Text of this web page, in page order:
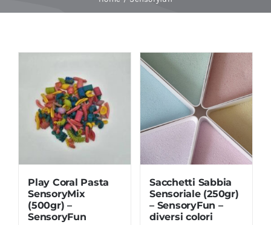
News
Play Coral Pasta
SensoryMix
(500gr) –
SensoryFun
Sacchetti Sabbia
Sensoriale (250gr)
– SensoryFun –
diversi colori